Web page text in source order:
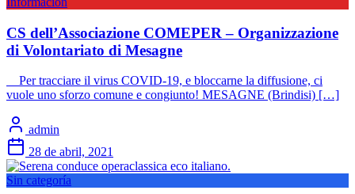
CS dell’Associazione COMEPER – Organizzazione
di Volontariato di Mesagne
Per tracciare il virus COVID-19, e bloccarne la diffusione, ci
vuole uno sforzo comune e congiunto! MESAGNE (Brindisi) […]
admin
28 de abril, 2021
Sin categoría